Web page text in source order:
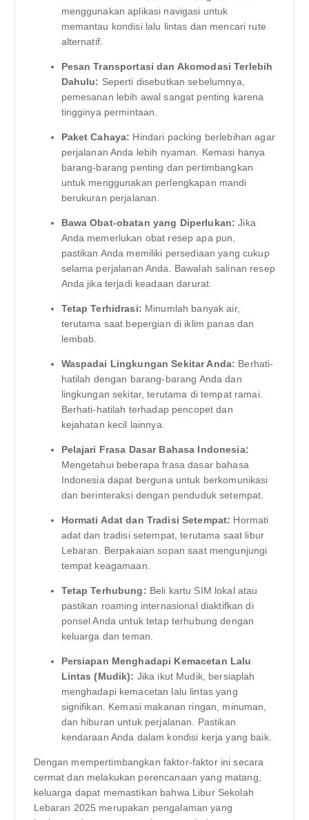
menggunakan aplikasi navigasi untuk
memantau kondisi lalu lintas dan mencari rute
alternatif.
Pesan Transportasi dan Akomodasi Terlebih
Dahulu: Seperti disebutkan sebelumnya,
pemesanan lebih awal sangat penting karena
tingginya permintaan.
Paket Cahaya: Hindari packing berlebihan agar
perjalanan Anda lebih nyaman. Kemasi hanya
barang-barang penting dan pertimbangkan
untuk menggunakan perlengkapan mandi
berukuran perjalanan.
Bawa Obat-obatan yang Diperlukan: Jika
Anda memerlukan obat resep apa pun,
pastikan Anda memiliki persediaan yang cukup
selama perjalanan Anda. Bawalah salinan resep
Anda jika terjadi keadaan darurat.
Tetap Terhidrasi: Minumlah banyak air,
terutama saat bepergian di iklim panas dan
lembab.
Waspadai Lingkungan Sekitar Anda: Berhati-
hatilah dengan barang-barang Anda dan
lingkungan sekitar, terutama di tempat ramai.
Berhati-hatilah terhadap pencopet dan
kejahatan kecil lainnya.
Pelajari Frasa Dasar Bahasa Indonesia:
Mengetahui beberapa frasa dasar bahasa
Indonesia dapat berguna untuk berkomunikasi
dan berinteraksi dengan penduduk setempat.
Hormati Adat dan Tradisi Setempat: Hormati
adat dan tradisi setempat, terutama saat libur
Lebaran. Berpakaian sopan saat mengunjungi
tempat keagamaan.
Tetap Terhubung: Beli kartu SIM lokal atau
pastikan roaming internasional diaktifkan di
ponsel Anda untuk tetap terhubung dengan
keluarga dan teman.
Persiapan Menghadapi Kemacetan Lalu
Lintas (Mudik): Jika ikut Mudik, bersiaplah
menghadapi kemacetan lalu lintas yang
signifikan. Kemasi makanan ringan, minuman,
dan hiburan untuk perjalanan. Pastikan
kendaraan Anda dalam kondisi kerja yang baik.
Dengan mempertimbangkan faktor-faktor ini secara
cermat dan melakukan perencanaan yang matang,
keluarga dapat memastikan bahwa Libur Sekolah
Lebaran 2025 merupakan pengalaman yang